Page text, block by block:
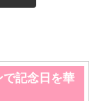
記念日を華